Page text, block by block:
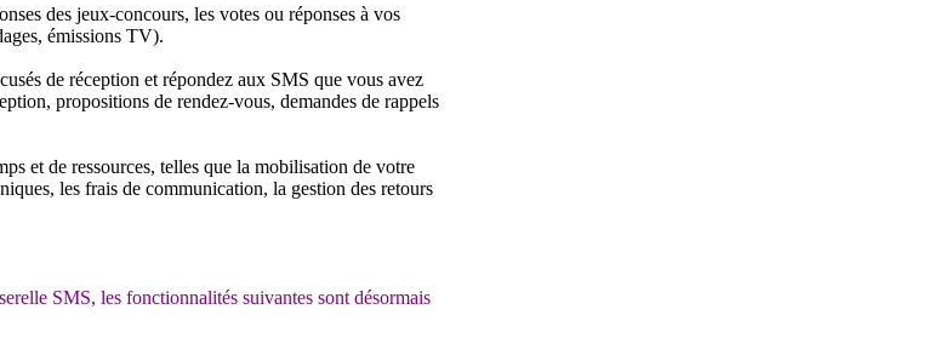
des jeux-concours, les votes ou réponses à vos
émissions TV).
de réception et répondez aux SMS que vous avez
propositions de rendez-vous, demandes de rappels
et de ressources, telles que la mobilisation de votre
les frais de communication, la gestion des retours
SMS, les fonctionnalités suivantes sont désormais